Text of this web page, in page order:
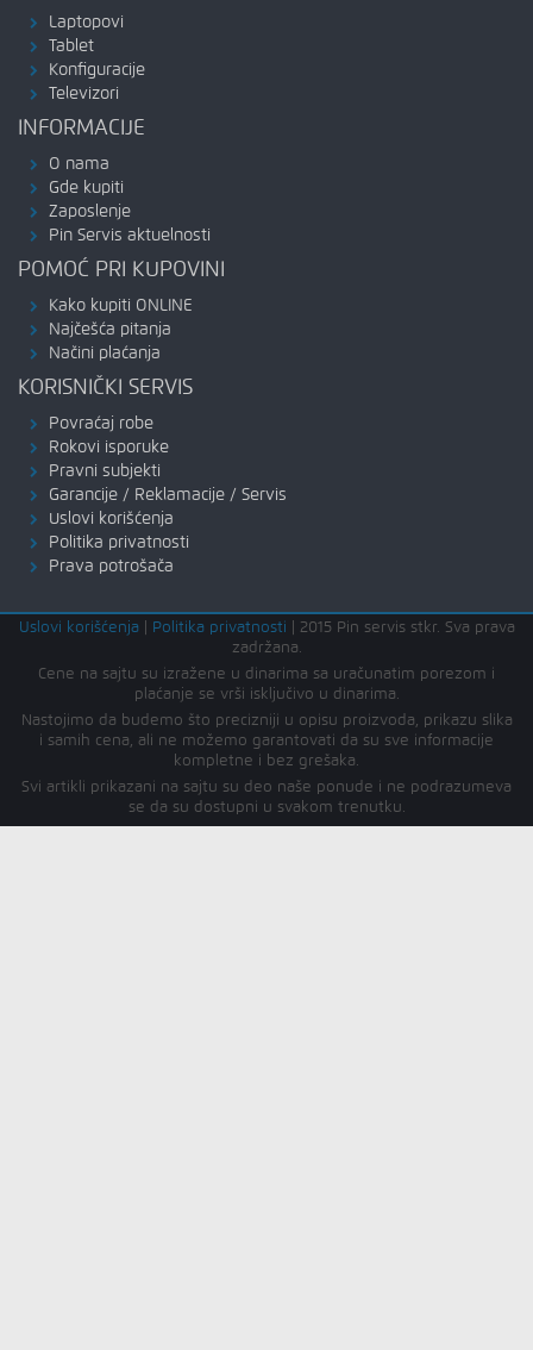
Laptopovi
Tablet
Konfiguracije
Televizori
INFORMACIJE
O nama
Gde kupiti
Zaposlenje
Pin Servis aktuelnosti
POMOĆ PRI KUPOVINI
Kako kupiti ONLINE
Najčešća pitanja
Načini plaćanja
KORISNIČKI SERVIS
Povraćaj robe
Rokovi isporuke
Pravni subjekti
Garancije / Reklamacije / Servis
Uslovi korišćenja
Politika privatnosti
Prava potrošača
Uslovi korišćenja| Politika privatnosti
2015 Pin servis stkr. Sva prava
zadržana.
Cene na sajtu su izražene u dinarima sa uračunatim porezom i
plaćanje se vrši isključivo u dinarima.
Nastojimo da budemo što precizniji u opisu proizvoda, prikazu slika
i samih cena, ali ne možemo garantovati da su sve informacije
kompletne i bez grešaka.
Svi artikli prikazani na sajtu su deo naše ponude i ne podrazumeva
se da su dostupni u svakom trenutku.